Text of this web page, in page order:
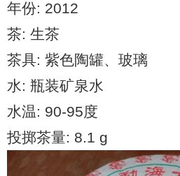
年份: 2012
茶: 生茶
茶具: 紫色陶罐、玻璃
水: 瓶装矿泉水
水温: 90-95度
投掷茶量: 8.1 g